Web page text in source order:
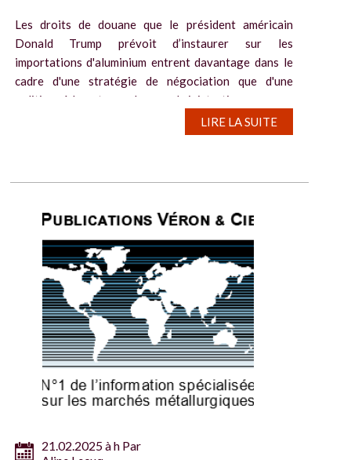
Les droits de douane que le président américain
Donald Trump prévoit d’instaurer sur les
importations d'aluminium entrent davantage dans le
cadre d'une stratégie de négociation que d'une
politique à long terme de son administration,...
LIRE LA SUITE
21.02.2025 à h Par